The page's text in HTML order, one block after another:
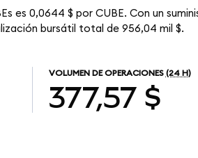
es 0,0644 $ por CUBE. Con un
bursátil total de 956,04 mil $.
VOLUMEN DE OPERACIONES (24 H)
377,57 $